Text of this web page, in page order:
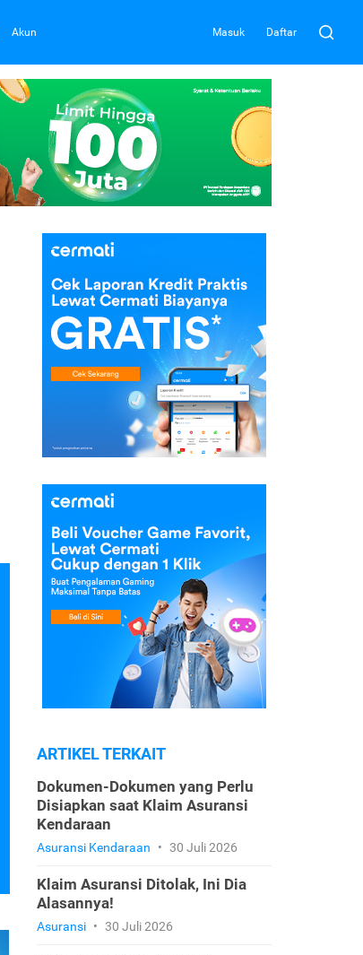
Akun Masuk Daftar
ARTIKEL TERKAIT
Dokumen-Dokumen yang Perlu
Disiapkan saat Klaim Asuransi
Kendaraan
Asuransi Kendaraan • 30 Juli 2026
Klaim Asuransi Ditolak, Ini Dia
Alasannya!
Asuransi • 30 Juli 2026